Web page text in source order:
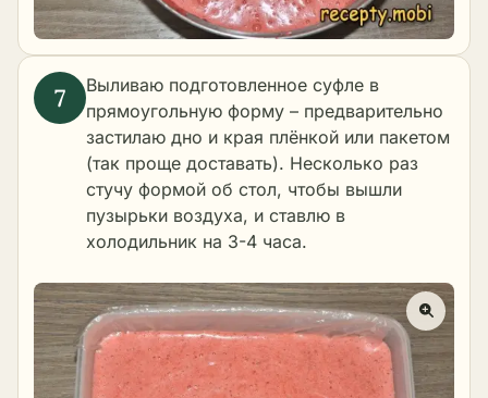
Выливаю подготовленное суфле в
прямоугольную форму – предварительно
застилаю дно и края плёнкой или пакетом
(так проще доставать). Несколько раз
стучу формой об стол, чтобы вышли
пузырьки воздуха, и ставлю в
холодильник на 3-4 часа.